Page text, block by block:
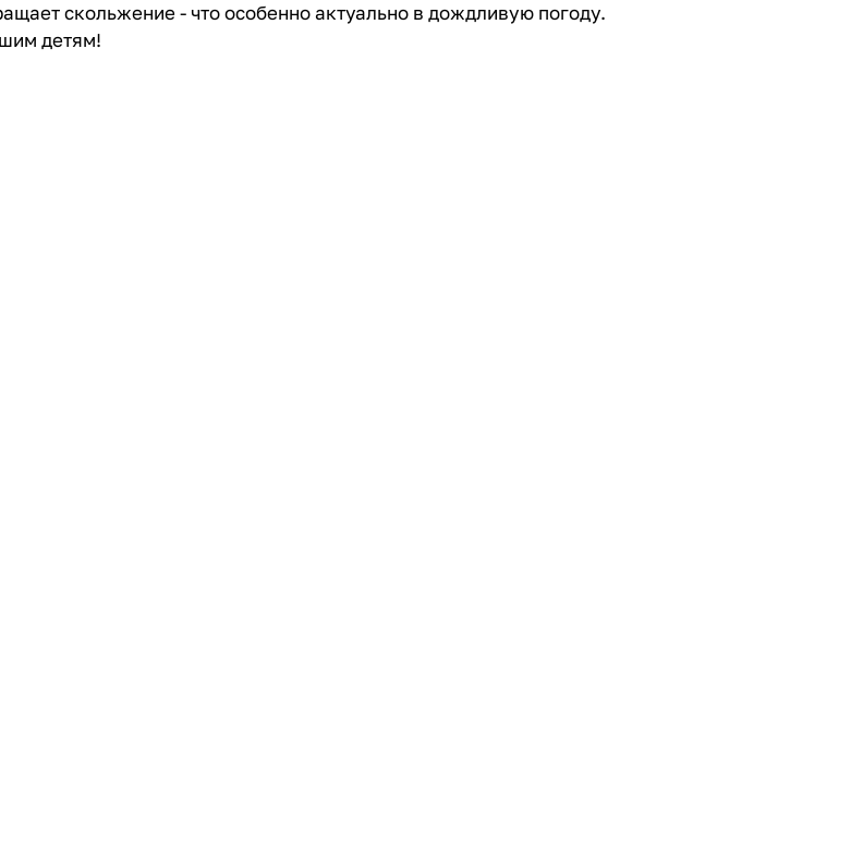
скольжение - что особенно актуально в дождливую погоду.
детям!